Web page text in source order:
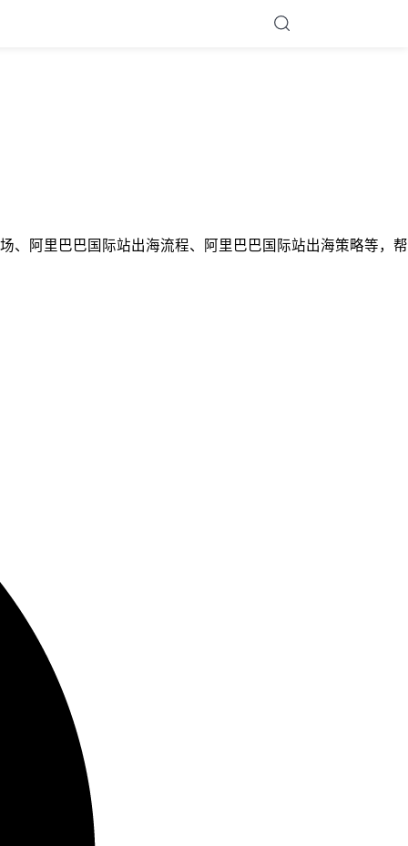
、阿里巴巴国际站出海流程、阿里巴巴国际站出海策略等，帮